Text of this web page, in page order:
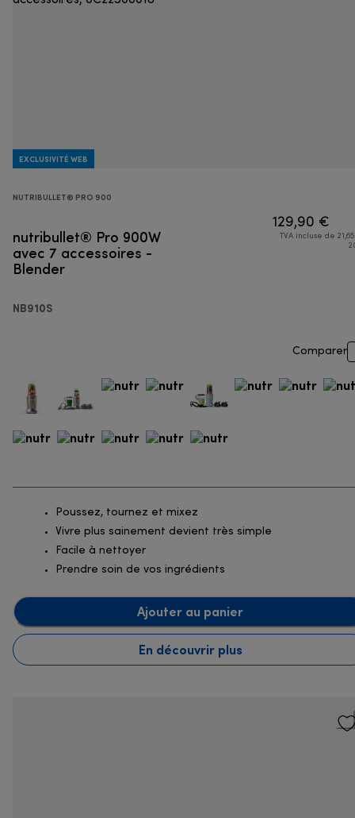
EXCLUSIVITÉ WEB
NUTRIBULLET® PRO 900
nutribullet® Pro 900W
avec 7 accessoires -
Blender
NB910S
129,90 €
TVA incluse de
Comparer
Poussez, tournez et mixez
Vivre plus sainement devient très simple
Facile à nettoyer
Prendre soin de vos ingrédients
Ajouter au panier
En découvrir plus